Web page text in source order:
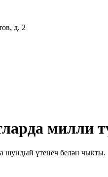
д. 2
милли
үтенеч белән чыкты.